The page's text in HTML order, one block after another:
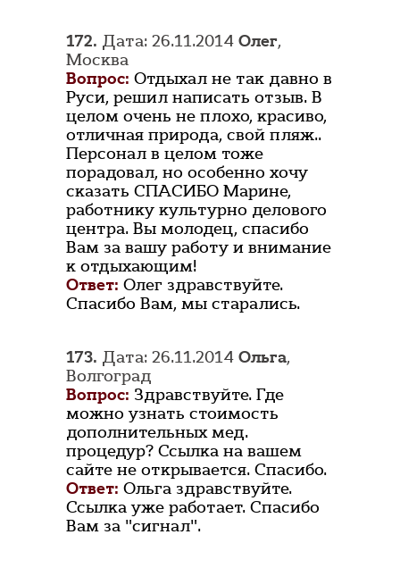
172. Дата: 26.11.2014 Олег,
Москва
Вопрос: Отдыхал не так давно в
Руси, решил написать отзыв. В
целом очень не плохо, красиво,
отличная природа, свой пляж..
Персонал в целом тоже
порадовал, но особенно хочу
сказать СПАСИБО Марине,
работнику культурно делового
центра. Вы молодец, спасибо
Вам за вашу работу и внимание
к отдыхающим!
Ответ: Олег здравствуйте.
Спасибо Вам, мы старались.
173. Дата: 26.11.2014 Ольга,
Волгоград
Вопрос: Здравствуйте. Где
можно узнать стоимость
дополнительных мед.
процедур? Ссылка на вашем
сайте не открывается. Спасибо.
Ответ: Ольга здравствуйте.
Ссылка уже работает. Спасибо
Вам за "сигнал".